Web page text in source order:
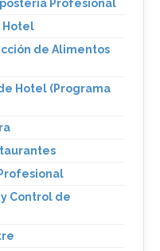
Profesional
Hotel
de Alimentos
Hotel (Programa
Control de